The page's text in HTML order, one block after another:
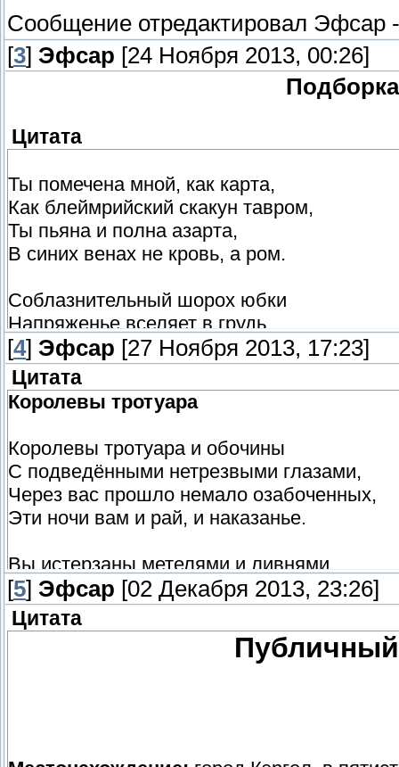
незаконным веществам.
Сообщение отредактировал Эфсар
[3] Эфсар [24 Ноября 2013, 00:26]
Цитата
Ты помечена мной, как карта,
Как блеймрийский скакун тавром,
Ты пьяна и полна азарта,
В синих венах не кровь, а ром.
Соблазнительный шорох юбки
Напряженье вселяет в грудь,
А вино полыхает в кубке,
Как в магической колбе ртуть.
Мы с тобой два распутных сноба,
Погрузились в трущобный рай.
Алкоголь обжигает нёбо,
Эх... забыться бы до утра!
Я влюбился - и крыть тут нечем,
Хоть с другими был зол и груб...
И теперь я тобой помечен,
Заклеймён, отпечатком губ.
[4] Эфсар [27 Ноября 2013, 17:23]
Цитата
Королевы тротуара
Королевы тротуара и обочины
С подведёнными нетрезвыми глазами,
Через вас прошло немало озабоченных,
Эти ночи вам и рай, и наказанье.
Вы истерзаны метелями и ливнями,
Не спасают пелерины и перчатки.
Согревают комплименты похотливые
Да на теле от объятий отпечатки.
[5] Эфсар [02 Декабря 2013, 23:26]
Цитата